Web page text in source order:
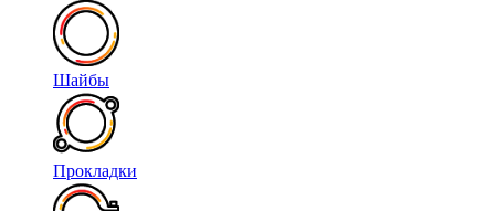
Шайбы
Прокладки